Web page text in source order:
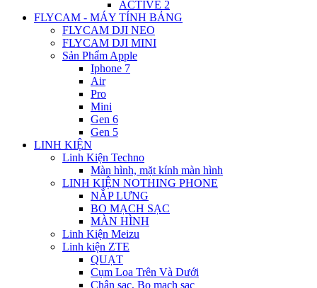
ACTIVE 2
FLYCAM - MÁY TÍNH BẢNG
FLYCAM DJI NEO
FLYCAM DJI MINI
Sản Phẩm Apple
Iphone 7
Air
Pro
Mini
Gen 6
Gen 5
LINH KIỆN
Linh Kiện Techno
Màn hình, mặt kính màn hình
LINH KIỆN NOTHING PHONE
NẮP LƯNG
BO MẠCH SẠC
MÀN HÌNH
Linh Kiện Meizu
Linh kiện ZTE
QUẠT
Cụm Loa Trên Và Dưới
Chân sạc, Bo mạch sạc